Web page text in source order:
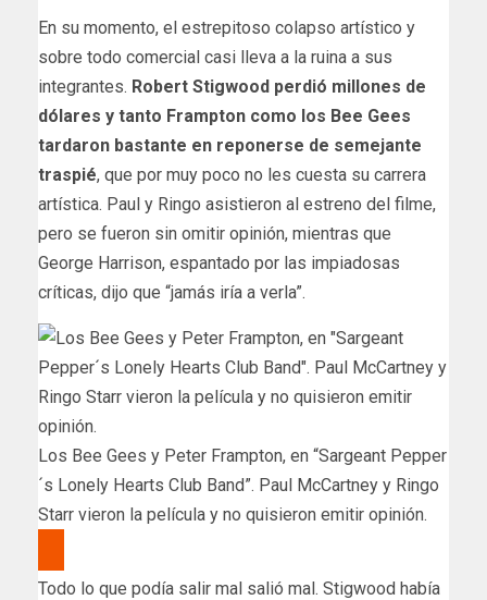
En su momento, el estrepitoso colapso artístico y
sobre todo comercial casi lleva a la ruina a sus
integrantes. Robert Stigwood perdió millones de
dólares y tanto Frampton como los Bee Gees
tardaron bastante en reponerse de semejante
traspié, que por muy poco no les cuesta su carrera
artística. Paul y Ringo asistieron al estreno del filme,
pero se fueron sin omitir opinión, mientras que
George Harrison, espantado por las impiadosas
críticas, dijo que “jamás iría a verla”.
Los Bee Gees y Peter Frampton, en “Sargeant Pepper
´s Lonely Hearts Club Band”. Paul McCartney y Ringo
Starr vieron la película y no quisieron emitir opinión.
Todo lo que podía salir mal salió mal. Stigwood había